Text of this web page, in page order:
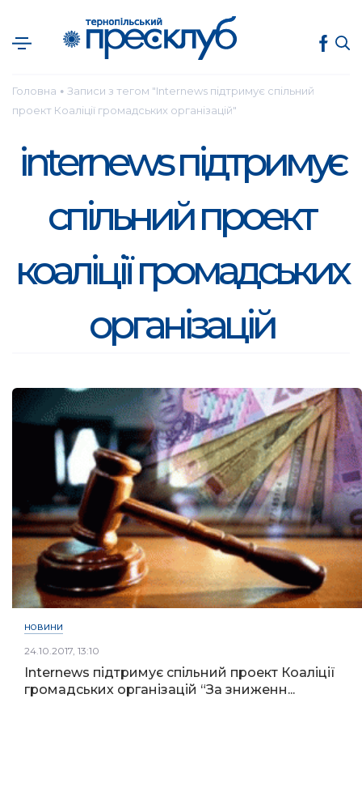
Головна ● Записи з тегом "Internews підтримує спільний
проект Коаліції громадських організацій"
internews підтримує
спільний проект
коаліції громадських
організацій
НОВИНИ
24.10.2017, 13:10
Internews підтримує спільний проект Коаліції
громадських організацій “За зниженн...